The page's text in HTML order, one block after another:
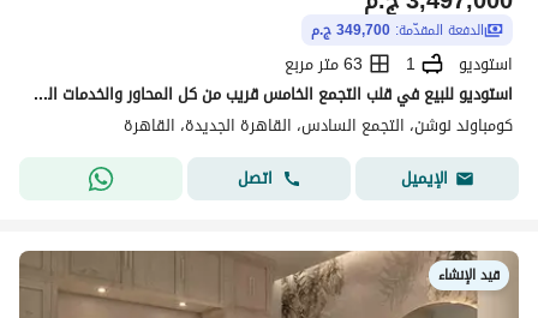
الدفعة المقدّمة: 349,700 ج.م
استوديو 1
63 متر مربع
استوديو للبيع في قلب التجمع الخامس قريب من كل المحاور والخدمات الحيوية داخل كمبوند نوشن بمقدم 10% فقط
كومباوند نوشن، التجمع السادس، القاهرة الجديدة، القاهرة
الإيميل
اتصل
قيد الإنشاء